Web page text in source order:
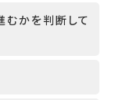
むかを判断して